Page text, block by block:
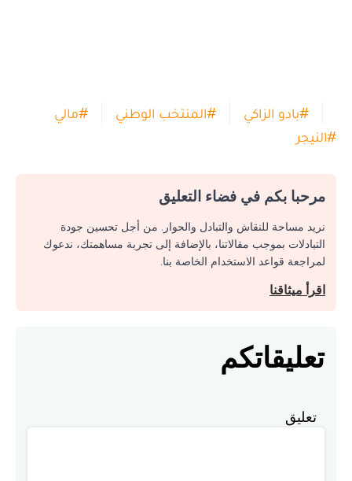
#بادو الزاكي #المنتخب الوطني #مالي
#النيجر
مرحبا بكم في فضاء التعليق
نريد مساحة للنقاش والتبادل والحوار. من أجل تحسين جودة
التبادلات بموجب مقالاتنا، بالإضافة إلى تجربة مساهمتك، ندعوك
لمراجعة قواعد الاستخدام الخاصة بنا.
اقرأ ميثاقنا
تعليقاتكم
تعليق